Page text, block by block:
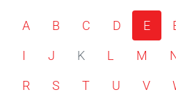
A B C D E
I J K L M
R S T U V